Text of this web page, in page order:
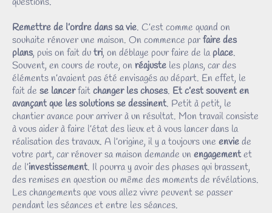
Remettre de l’ordre dans sa vie. C’est comme quand on
souhaite rénover une maison. On commence parfaire des
plans, puis on fait dutri, on déblaye pour faire de laplace.
Souvent, en cours de route, on réajuste les plans, car des
éléments n’avaient pas été envisagés au départ. En effet, le
fait de se lancerfaitchanger les choses. Et c’est souvent en
avançant que les solutions se dessinent. Petit à petit, le
chantier avance pour arriver à un résultat. Mon travail consiste
à vous aider à faire l’état des lieux et à vous lancer dans la
réalisation des travaux. A l’origine, il y a toujours une enviede
votre part, car rénover sa maison demande unengagementet
de l’investissement. Il pourra y avoir des phases qui brassent,
des remises en question ou même des moments de révélations.
Les changements que vous allez vivre peuvent se passer
pendant les séances et entre les séances.